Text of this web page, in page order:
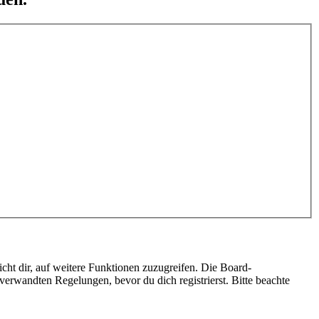
dir, auf weitere Funktionen zuzugreifen. Die Board-
Regelungen, bevor du dich registrierst. Bitte beachte